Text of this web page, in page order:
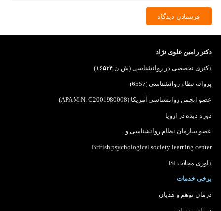
فرستادن دیدگاه
دکتر رامین علوی نژاد
دکتری تخصصی در روانشناسی (ش.ن.۱۶۵۲۴)
پروانه نظام روانشناسی (6557)
عضو انجمن روانشناسی آمریکا (APA M.N. C2001980008)
دوره دیده در اروپا
عضو سازمان نظام روانشناسیو
British psychological society learning center
داوری مجلات ISI
برخی خدمات
درمان توهم و هذیان